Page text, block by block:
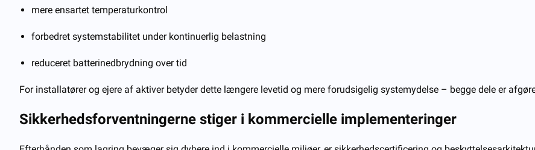
mere ensartet temperaturkontrol
forbedret systemstabilitet under kontinuerlig belastning
reduceret batterinedbrydning over tid
For installatører og ejere af aktiver betyder dette længere levetid og mere forudsigelig systemydelse – begge dele er
Sikkerhedsforventningerne stiger i kommercielle implementeringer